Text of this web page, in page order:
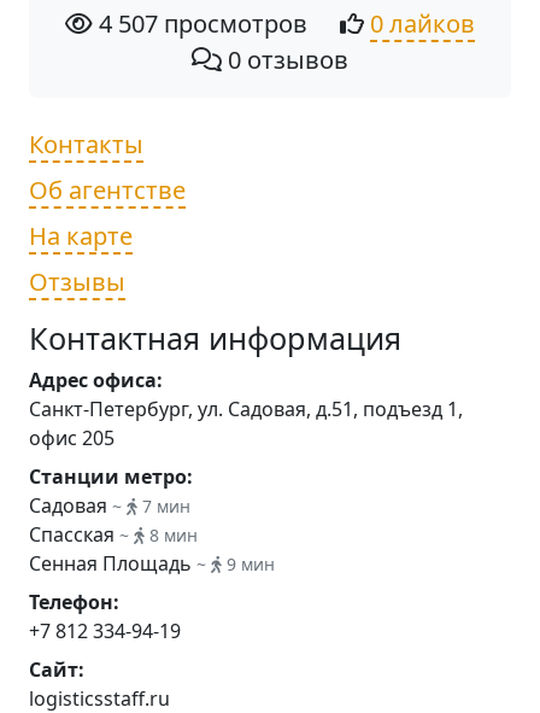
4 507 просмотров
0 лайков
0 отзывов
Контакты
Об агентстве
На карте
Отзывы
Контактная информация
Адрес офиса:
Санкт-Петербург, ул. Садовая, д.51, подъезд 1,
офис 205
Станции метро:
Садовая ~ 7 мин
Спасская ~ 8 мин
Сенная Площадь ~ 9 мин
Телефон:
+7 812 334-94-19
Сайт:
logisticsstaff.ru